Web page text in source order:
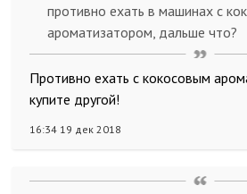
противно ехать в машинах с
ароматизатором, дальше что?
Противно ехать с кокосовым
купите другой!
16:34 19 дек 2018